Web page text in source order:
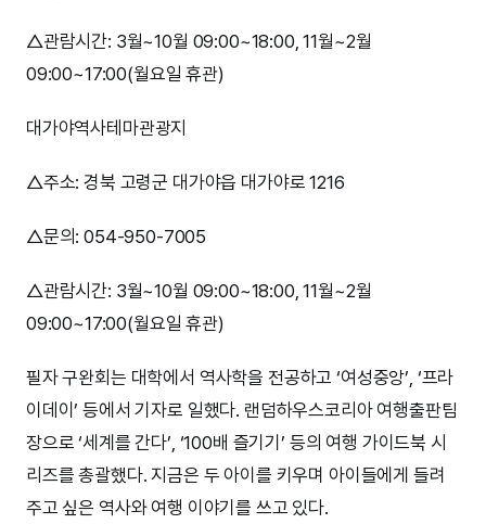
△관람시간: 3월~10월 09:00~18:00, 11월~2월
09:00~17:00(월요일 휴관)
대가야역사테마관광지
△주소: 경북 고령군 대가야읍 대가야로 1216
△문의: 054-950-7005
△관람시간: 3월~10월 09:00~18:00, 11월~2월
09:00~17:00(월요일 휴관)
필자 구완회는 대학에서 역사학을 전공하고 ‘여성중앙’, ‘프라
이데이’ 등에서 기자로 일했다. 랜덤하우스코리아 여행출판팀
장으로 ‘세계를 간다’, ‘100배 즐기기’ 등의 여행 가이드북 시
리즈를 총괄했다. 지금은 두 아이를 키우며 아이들에게 들려
주고 싶은 역사와 여행 이야기를 쓰고 있다.